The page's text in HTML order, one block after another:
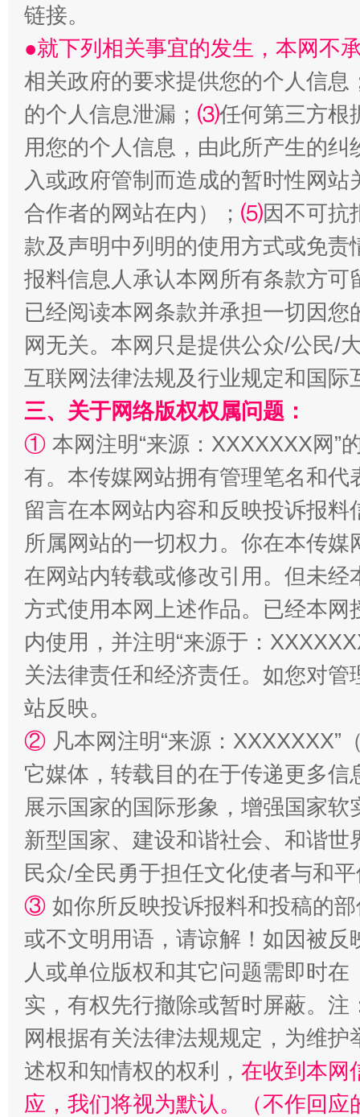
受贿1.44亿！段成刚被判无期 从幼
全民健身五年计划来了！等你上场
国家大学科技园优化重塑工作
链接。
●就下列相关事宜的发生，本网不
相关政府的要求提供您的个人信息
的个人信息泄漏； ⑶任何第三方根
用您的个人信息，由此所产生的纠
入或政府管制而造成的暂时性网
合作者的网站在内）； ⑸因不可抗
款及声明中列明的使用方式或免责
报料信息人承认本网所有条款方
已经阅读本网条款并承担一切因
网无关。本网只是提供公众/公民/
互联网法律法规及行业规定和国
三、关于网络版权权属问题：
① 本网注明“来源：XXXXXXX网”
有。本传媒网站拥有管理笔名和
留言在本网站内容和反映投诉报
所属网站的一切权力。你在本传
在网站内转载或修改引用。但未
方式使用本网上述作品。已经本
内使用，并注明“来源于：
关法律责任和经济责任。如您对
站反映。
② 凡本网注明“来源：
它媒体，转载目的在于传递更多
展示国家的国际形象，增强国家
新型国家、建设和谐社会、和谐
民众/全民勇于担任文化使者与和
③ 如你所反映投诉报料和投稿的
或不文明用语，请谅解！如因被
人或单位版权和其它问题需即时在
实，有权先行撤除或暂时屏蔽。
网根据有关法律法规规定，为维
述权和知情权的权利， 在收到本网
应，我们将视为默认。（不作回应